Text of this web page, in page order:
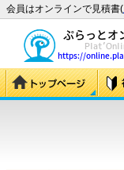
会員はオンラインで見積書(